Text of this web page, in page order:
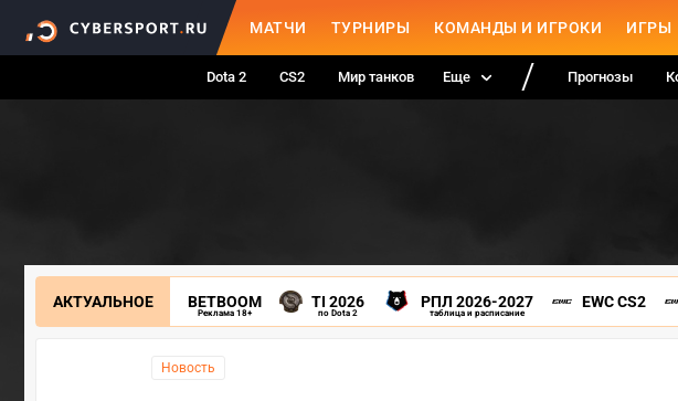
МАТЧИ ТУРНИРЫ КОМАНДЫ И ИГРОКИ ИГРЫ
Dota 2 CS2 Мир танков Еще Прогнозы
АКТУАЛЬНОЕ BETBOOM
Реклама 18+
TI 2026
по Dota 2
РПЛ 2026-2027
таблица и расписание
EWC CS2
Новость